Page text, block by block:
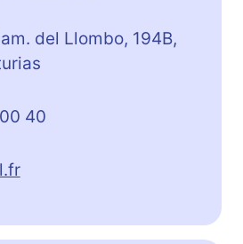
del Llombo, 194B,
40